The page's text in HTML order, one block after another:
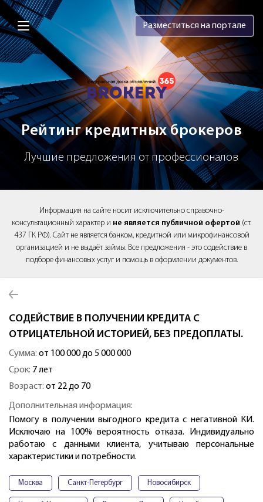
Brokery365 - Рейтинг кредитных
Разместиться на портале
Рейтинг кредитных брокеров
Лучшие предложения от профессионалов
Информация на сайте носит исключительно справочно-
консультационный характер и не является публичной офертой (ст.
437 ГК РФ). Сайт не является банком, кредитной или микрофинансовой
организацией и не выдаёт займы. Все предложения - это содействие в
подборе финансовых услуг и помощь в оформлении документов.
СОДЕЙСТВИЕ В ПОЛУЧЕНИИ КРЕДИТА С
ОТРИЦАТЕЛЬНОЙ ИСТОРИЕЙ, БЕЗ ПРЕДОПЛАТЫ.
Сумма: от 100 000 до 5 000 000
Срок: 7 лет
Возраст: от 22 до 70
Дополнительная информация:
Помогу в получении выгодного кредита с негативной КИ.
Исключаю на 100% вероятность отказа. Индивидуально
работаю с данными клиента, учитываю персональные
характеристики и потребности.
Москва Санкт-Петербург Новосибирск